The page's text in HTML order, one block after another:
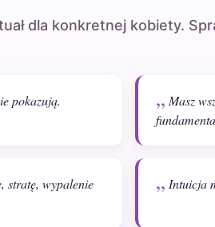
dla konkretnej kobiety.
pokazują.
Masz
stratę, wypalenie
Intuicja